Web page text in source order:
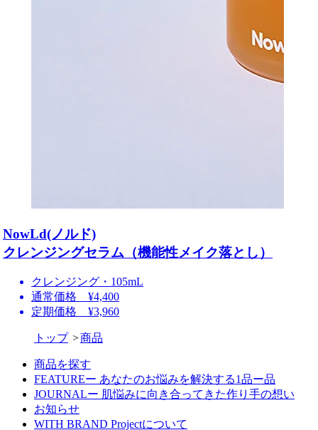
NowLd(ノルド)
クレンジングセラム（機能性メイク落とし）
クレンジング・105mL
通常価格 ¥4,400
定期価格 ¥3,960
トップ 商品
商品を探す
FEATUREー あなたのお悩みを解決する1品ー品
JOURNALー 肌悩みに向き合ってきた作り手の想い
お知らせ
WITH BRAND Projectについて